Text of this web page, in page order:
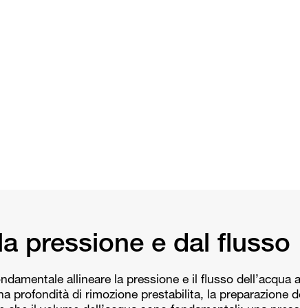
pressione e dal flusso
allineare la pressione e il flusso dell’acqua
profondità di rimozione prestabilita, la preparazione